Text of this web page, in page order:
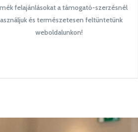
felajánlásokat a támogató-szerzésnél
és természetesen feltüntetünk
weboldalunkon!